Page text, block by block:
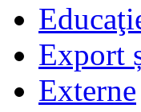
Export
Externe